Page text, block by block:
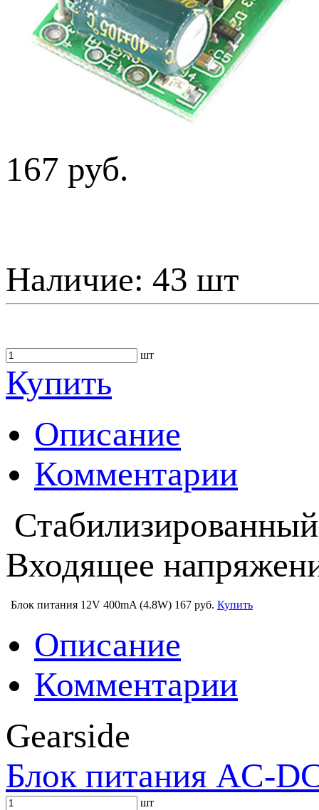
167 руб.
Наличие: 43 шт
шт
Купить
Описание
Комментарии
Входящее
Блок питания 12V 400mA (4.8W) 167 руб. Купить
Описание
Комментарии
Gearside
Блок питания AC-
шт